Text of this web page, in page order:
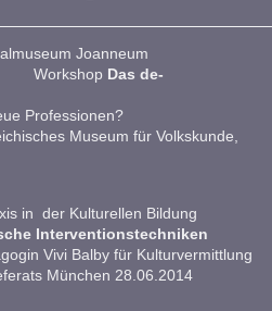
Joanneum
Das de-
Professionen?
Museum für Volkskunde,
in der Kulturellen Bildung
Interventionstechniken
Vivi Balby für Kulturvermittlung
München 28.06.2014